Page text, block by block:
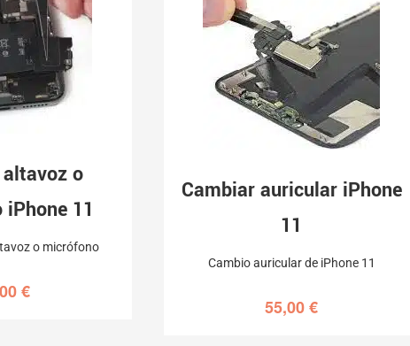
o
11
o micrófono
€
Cambiar auricular iPhone
11
Cambio auricular de iPhone 11
55,00€